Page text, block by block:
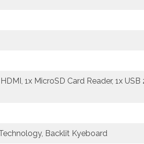
1x MicroSD Card Reader, 1x USB
Backlit Kyeboard